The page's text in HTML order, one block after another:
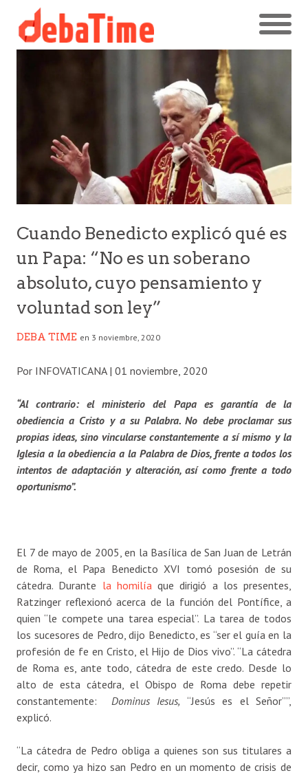
Cuando Benedicto explicó qué es
un Papa: “No es un soberano
absoluto, cuyo pensamiento y
voluntad son ley”
DEBA TIME en 3 noviembre, 2020
Por INFOVATICANA| 01 noviembre, 2020
“Al contrario: el ministerio del Papa es garantía de la
obediencia a Cristo y a su Palabra. No debe proclamar sus
propias ideas, sino vincularse constantemente a sí mismo y la
Iglesia a la obediencia a la Palabra de Dios, frente a todos los
intentos de adaptación y alteración, así como frente a todo
oportunismo”.
El 7 de mayo de 2005, en la Basílica de San Juan de Letrán
de Roma, el Papa Benedicto XVI tomó posesión de su
cátedra. Durante la homilía que dirigió a los presentes,
Ratzinger reflexionó acerca de la función del Pontífice, a
quien “le compete una tarea especial”. La tarea de todos
los sucesores de Pedro, dijo Benedicto, es “ser el guía en la
profesión de fe en Cristo, el Hijo de Dios vivo”. “La cátedra
de Roma es, ante todo, cátedra de este credo. Desde lo
alto de esta cátedra, el Obispo de Roma debe repetir
constantemente: Dominus Iesus, “Jesús es el Señor””,
explicó.
“La cátedra de Pedro obliga a quienes son sus titulares a
decir, como ya hizo san Pedro en un momento de crisis de